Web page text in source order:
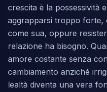
crescita è la possessività
aggrapparsi troppo forte,
come sua, oppure
relazione ha bisogno.
amore costante senza
cambiamento anziché
lealtà diventa una vera